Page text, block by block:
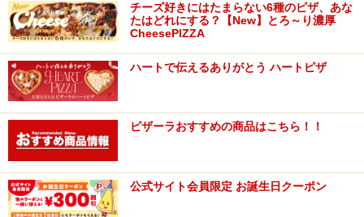
チーズ好きにはたまらない6種のピザ、あな
たはどれにする？【New】とろ～り濃厚
CheesePIZZA
ハートで伝えるありがとう ハートピザ
ピザーラおすすめの商品はこちら！！
公式サイト会員限定 お誕生日クーポン